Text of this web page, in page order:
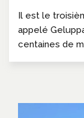
Il est le
appelé
centaines de